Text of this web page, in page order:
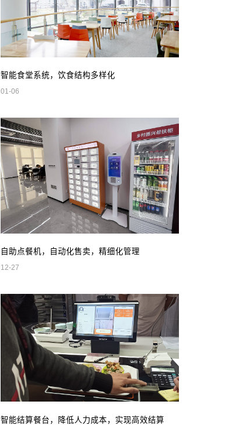
智能食堂系统，饮食结构多样化
01-06
自助点餐机，自动化售卖，精细化管理
12-27
智能结算餐台，降低人力成本，实现高效结算